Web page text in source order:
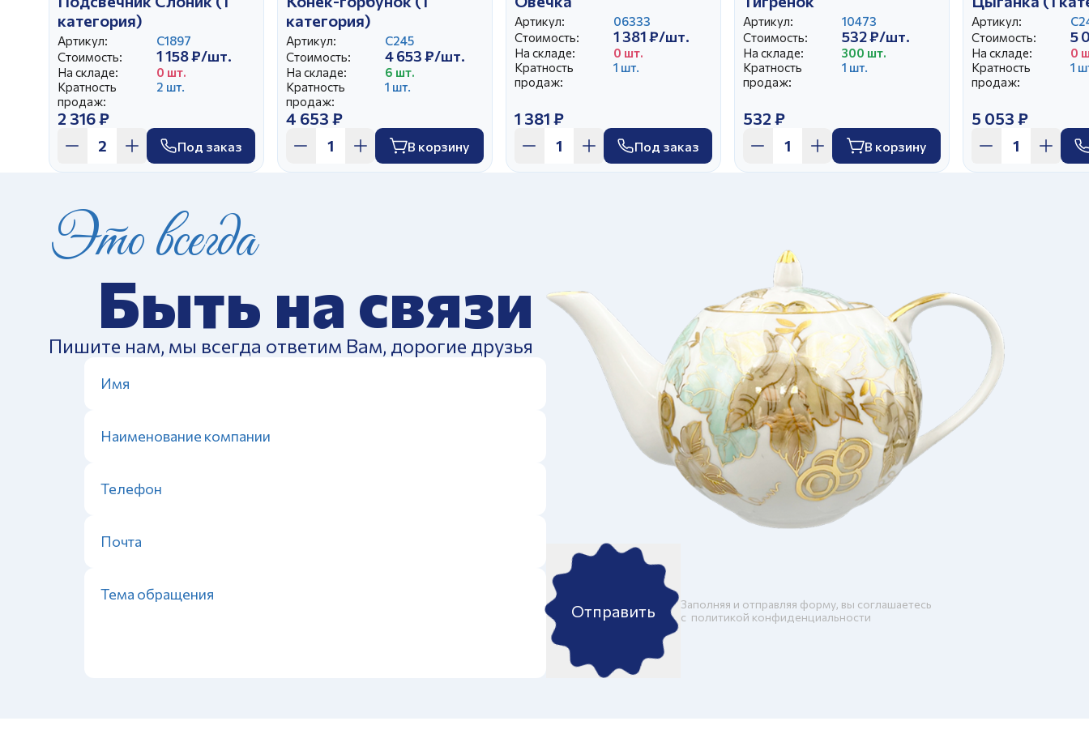
категория)
Артикул:
С1897
Стоимость:
1 158 ₽/шт.
На складе:
0 шт.
Кратность
продаж:
2 шт.
2 316 ₽
Под заказ
категория)
Артикул:
С245
Стоимость:
4 653 ₽/шт.
На складе:
6 шт.
Кратность
продаж:
1 шт.
4 653 ₽
В корзину
Артикул:
06333
Стоимость:
1 381 ₽/шт.
На складе:
0 шт.
Кратность
продаж:
1 шт.
1 381 ₽
Под заказ
Артикул:
10473
Стоимость:
532 ₽/шт.
На складе:
300 шт.
Кратность
продаж:
1 шт.
532 ₽
В корзину
Артикул:
Стоимость:
5
На складе:
0
Кратность
продаж:
1
5 053 ₽
Это всегда
Быть на связи
Пишите нам, мы всегда ответим Вам, дорогие друзья
Отправить
Заполняя и отправляя форму, вы соглашаетесь
c политикой конфиденциальности